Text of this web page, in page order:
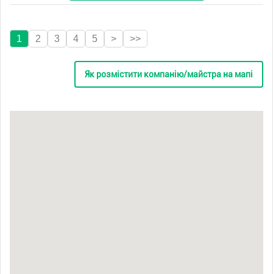
1 2 3 4 5 > >>
Як розмістити компанію/майстра на мапі